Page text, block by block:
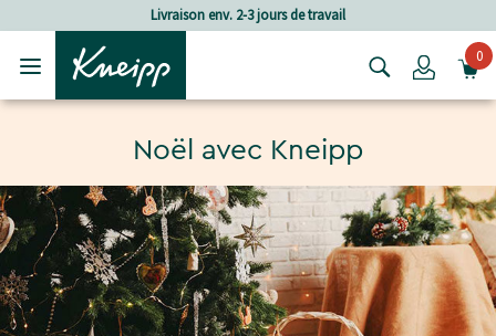
Passer au contenu principal
Passer au contenu du pied de page
Livraison env. 2-3 jours de travail
Login0
Noël avec Kneipp